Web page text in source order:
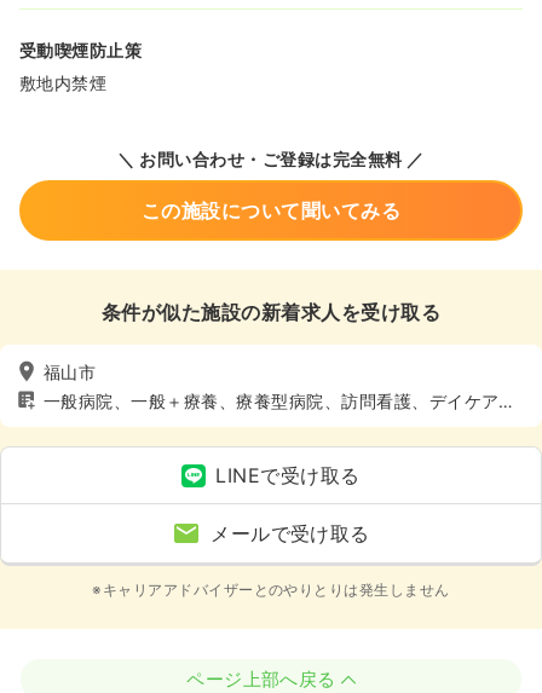
受動喫煙防止策
敷地内禁煙
＼ お問い合わせ・ご登録は完全無料 ／
この施設について聞いてみる
条件が似た施設の新着求人を受け取る
福山市
一般病院、一般＋療養、療養型病院、訪問看護、デイケア・
デイサービス、車通勤可（駐車場有）、寮あり、託児所あり
LINEで受け取る
メールで受け取る
※キャリアアドバイザーとのやりとりは発生しません
ページ上部へ戻る